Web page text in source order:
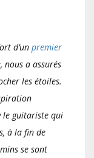
d’un premier
nous a assurés
les étoiles.
le guitariste qui
à la fin de
se sont